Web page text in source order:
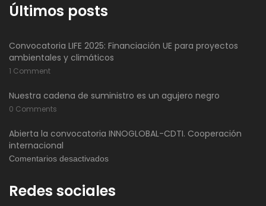
Últimos posts
Convocatoria LIFE 2025: Financiación UE para proyectos
ambientales y climáticos
1 Comment
Nuestra cadena de suministro es un agujero negro
0 Comments
Abierta la convocatoria INNOGLOBAL-CDTI. Cooperación
internacional
Comentarios desactivadosen
la
Redes sociales